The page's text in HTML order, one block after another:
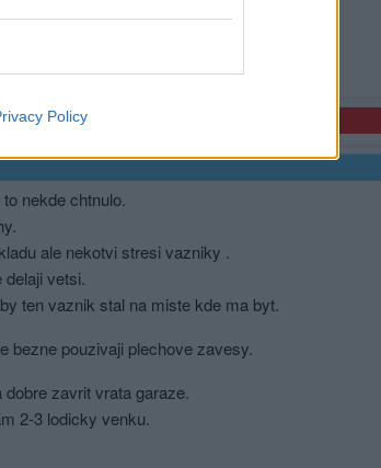
Policy
nekde chtnulo.
ale nekotvi stresi vazniky .
vetsi.
ten vaznik stal na miste kde ma byt.
bezne pouzivaji plechove zavesy.
zavrit vrata garaze.
2-3 lodicky venku.